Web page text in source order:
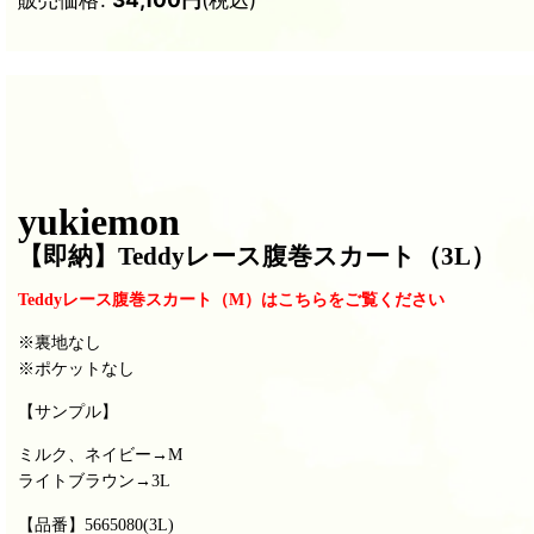
yukiemon
【即納】Teddyレース腹巻スカート（3L）
Teddyレース腹巻スカート（M）はこちらをご覧ください
※裏地なし
※ポケットなし
【サンプル】
ミルク、ネイビー→M
ライトブラウン→3L
【品番】5665080(3L)